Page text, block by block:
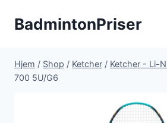
BadmintonPriser
Hjem / Shop / Ketcher / Ketcher - Li-
700 5U/G6